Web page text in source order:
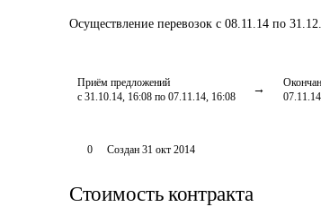
Осуществление перевозок с 08.11.14 по
Приём предложений
с 31.10.14, 16:08 по 07.11.14, 16:08
0 Создан 31 окт 2014
Стоимость контракта